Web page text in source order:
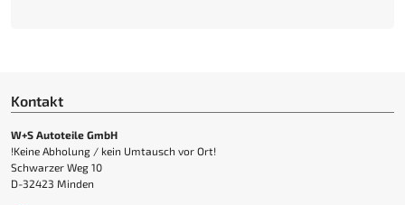
Kontakt
W+S Autoteile GmbH
!Keine Abholung / kein Umtausch vor Ort!
Schwarzer Weg 10
D-32423 Minden